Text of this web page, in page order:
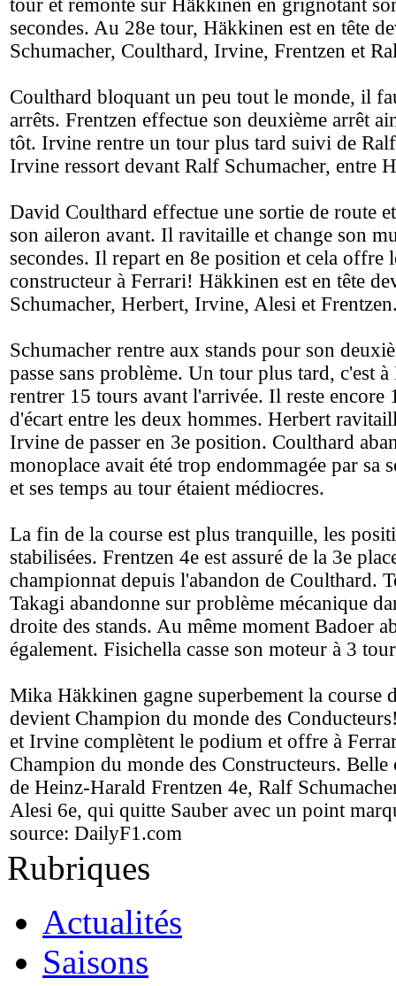
tour et remonte sur Häkkinen en grignotant
secondes. Au 28e tour, Häkkinen est en tête
Schumacher, Coulthard, Irvine, Frentzen et
Coulthard bloquant un peu tout le monde, il
arrêts. Frentzen effectue son deuxième arrêt
tôt. Irvine rentre un tour plus tard suivi de
Irvine ressort devant Ralf Schumacher, entre
David Coulthard effectue une sortie de route
son aileron avant. Il ravitaille et change son
secondes. Il repart en 8e position et cela offre
constructeur à Ferrari! Häkkinen est en tête
Schumacher, Herbert, Irvine, Alesi et
Schumacher rentre aux stands pour son
passe sans problème. Un tour plus tard, c'est
rentrer 15 tours avant l'arrivée. Il reste encore
d'écart entre les deux hommes. Herbert
Irvine de passer en 3e position. Coulthard
monoplace avait été trop endommagée par sa
et ses temps au tour étaient médiocres.
La fin de la course est plus tranquille, les
stabilisées. Frentzen 4e est assuré de la 3e
championnat depuis l'abandon de Coulthard.
Takagi abandonne sur problème mécanique
droite des stands. Au même moment Badoer
également. Fisichella casse son moteur à 3
Mika Häkkinen gagne superbement la course
devient Champion du monde des
et Irvine complètent le podium et offre à
Champion du monde des Constructeurs. Belle
de Heinz-Harald Frentzen 4e, Ralf
Alesi 6e, qui quitte Sauber avec un point
source: DailyF1.com
Rubriques
Actualités
Saisons